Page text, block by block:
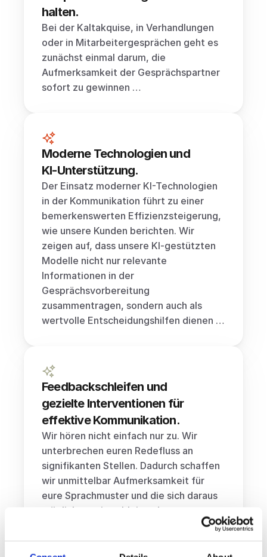
halten.
Bei der Kaltakquise, in Verhandlungen
oder in Mitarbeitergesprächen geht es
zunächst einmal darum, die
Aufmerksamkeit der Gesprächspartner
sofort zu gewinnen …
Moderne Technologien und
KI-Unterstützung.
Der Einsatz moderner KI-Technologien
in der Kommunikation führt zu einer
bemerkenswerten Effizienzsteigerung,
wie unsere Kunden berichten. Wir
zeigen auf, dass unsere KI-gestützten
Modelle nicht nur relevante
Informationen in der
Gesprächsvorbereitung
zusammentragen, sondern auch als
wertvolle Entscheidungshilfen dienen …
Feedbackschleifen und
gezielte Interventionen für
effektive Kommunikation.
Wir hören nicht einfach nur zu. Wir
unterbrechen euren Redefluss an
signifikanten Stellen. Dadurch schaffen
wir unmittelbar Aufmerksamkeit für
eure Sprachmuster und die sich daraus
möglicherweise ableitenden